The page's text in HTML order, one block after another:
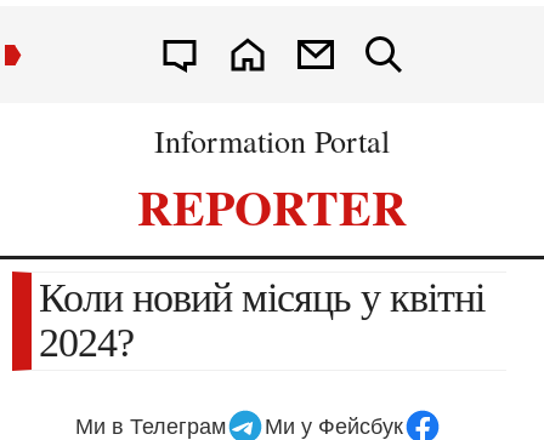
Information Portal
REPORTER
Коли новий місяць у квітні
2024?
Ми в Телеграм Ми у Фейсбук